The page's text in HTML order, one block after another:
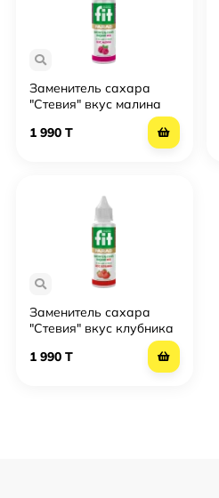
Заменитель сахара
"Стевия" вкус малина
FitParad № 36 жидкий
1 990 T
Заменитель сахара
"Стевия" вкус клубника
FitParad № 35 жидкий
1 990 T